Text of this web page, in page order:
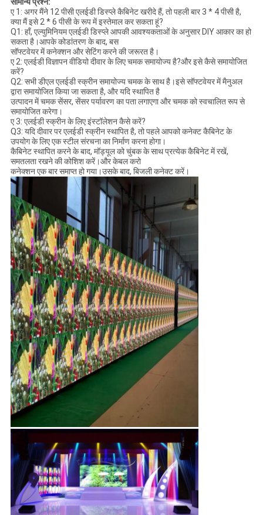
सामान्य प्रश्न:
ए 1: अगर मैंने 12 पीसी एलईडी डिस्प्ले कैबिनेट खरीदे हैं, तो पहली बार 3 * 4 पीसी है,
क्या मैं इसे 2 * 6 पीसी के रूप में इस्तेमाल कर सकता हूं?
Q1: हाँ, एल्युमिनियम एलईडी डिस्प्ले आपकी आवश्यकताओं के अनुसार DIY आकार का हो
सकता है।आपके कोडांतरण के बाद, बस
सॉफ्टवेयर में कनेक्शन और सेटिंग करने की जरूरत है।
ए 2: एलईडी विज्ञापन वीडियो दीवार के लिए चमक समायोज्य है?और इसे कैसे समायोजित
करें?
Q2: सभी डीएल एलईडी स्क्रीन समायोज्य चमक के साथ है।इसे सॉफ्टवेयर में मैनुअल
द्वारा समायोजित किया जा सकता है, और यदि स्थापित है
उत्पादन में चमक सेंसर, सेंसर पर्यावरण का पता लगाएगा और चमक को स्वचालित रूप से
समायोजित करेगा।
ए 3: एलईडी स्क्रीन के लिए इंस्टॉलेशन कैसे करें?
Q3: यदि दीवार पर एलईडी स्क्रीन स्थापित है, तो पहले आपको कनेक्ट कैबिनेट के
उपयोग के लिए एक स्टील संरचना का निर्माण करना होगा।
कैबिनेट स्थापित करने के बाद, मॉड्यूल को चुंबक के साथ प्रत्येक कैबिनेट में रखें,
समतलता रखने की कोशिश करें।और केबल करो
कनेक्शन एक बार समाप्त हो गया।उसके बाद, बिजली कनेक्ट करें।